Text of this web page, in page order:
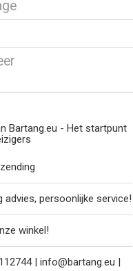
Bartang.eu - Het startpunt
advies, persoonlijke service!
winkel!
| info@bartang.eu |